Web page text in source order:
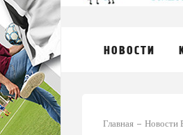
НОВОСТИ
Главная Новости